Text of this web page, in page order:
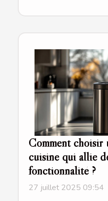
Comment choisir
cuisine qui allie
fonctionnalité ?
27 juillet 2025 09:54